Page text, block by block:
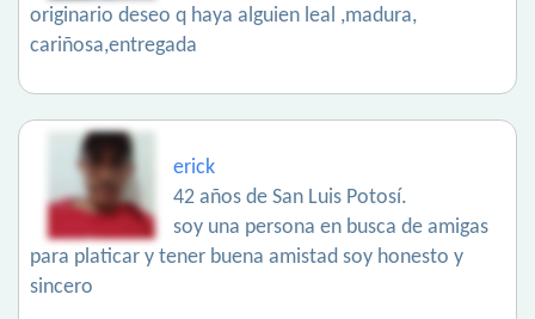
originario deseo q haya alguien leal ,madura,
cariñosa,entregada
erick
42 años de San Luis Potosí.
soy una persona en busca de amigas
para platicar y tener buena amistad soy honesto y
sincero